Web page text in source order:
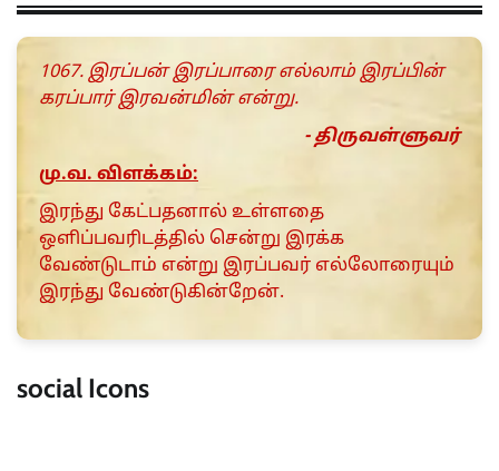
1067. இரப்பன் இரப்பாரை எல்லாம் இரப்பின்
கரப்பார் இரவன்மின் என்று.
- திருவள்ளுவர்
மு.வ. விளக்கம்:
இரந்து கேட்பதனால் உள்ளதை
ஒளிப்பவரிடத்தில் சென்று இரக்க
வேண்டுடாம் என்று இரப்பவர் எல்லோரையும்
இரந்து வேண்டுகின்றேன்.
social Icons